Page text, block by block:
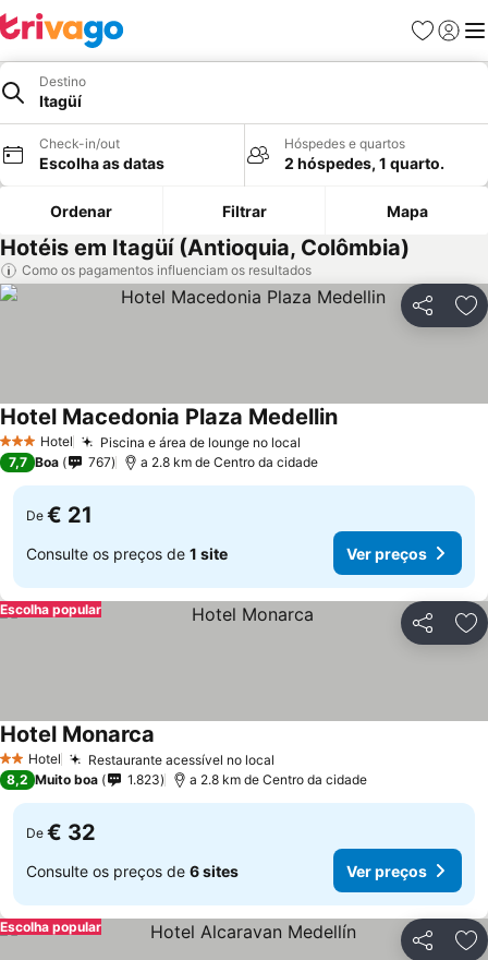
Favoritos
Iniciar
Destino
Itagüí
Check-in/out
Escolha as datas
Hóspedes e quartos
2 hóspedes, 1 quarto.
Ordenar Filtrar Mapa
Hotéis em Itagüí (Antioquia, Colômbia)
Como os pagamentos influenciam os resultados
Partilhar
3 EstrelasHotel Piscina e área de lounge no local
Hotel Macedonia Plaza Medellin
7,7 Boa 767 a 2.8 km de Centro da cidade
De € 21
Consulte os preços de 1 site Ver preços
Partilhar
Escolha popular
2 Estrelas
Hotel Restaurante acessível no local
Hotel Monarca
8,2 Muito boa 1.823 a 2.8 km de Centro da cidade
De € 32
Consulte os preços de 6 sites Ver preços
Partilhar
Escolha popular